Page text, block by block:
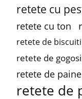
retete cu
retete cu ton
retete de biscuiti
retete de gogosi
retete de paine
retete de